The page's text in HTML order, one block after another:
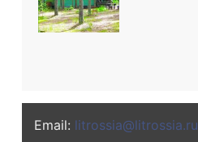
Email: litrossia@litrossia.ru